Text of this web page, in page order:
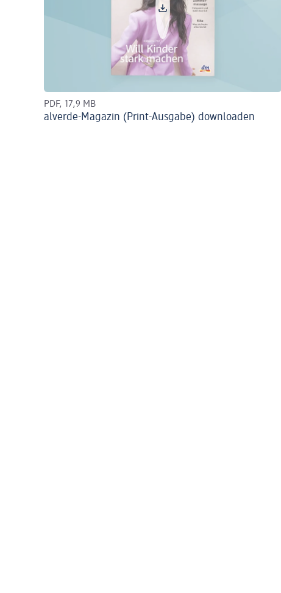
PDF, 17,9 MB
alverde-Magazin (Print-Ausgabe) downloaden